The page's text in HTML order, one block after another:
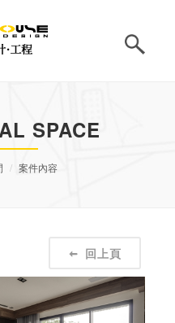
SPACE
案件內容
回上頁